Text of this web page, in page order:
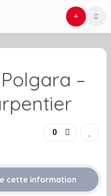
–
0
cette information